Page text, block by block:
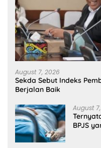
August 7, 2026
Sekda Sebut Indeks
Berjalan Baik
August
BPJS